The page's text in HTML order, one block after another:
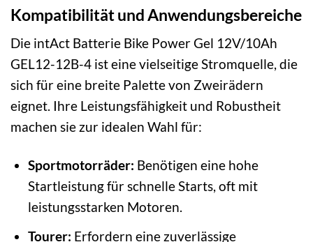
Kompatibilität und Anwendungsbereiche
Die intAct Batterie Bike Power Gel 12V/10Ah
GEL12-12B-4 ist eine vielseitige Stromquelle, die
sich für eine breite Palette von Zweirädern
eignet. Ihre Leistungsfähigkeit und Robustheit
machen sie zur idealen Wahl für:
Sportmotorräder: Benötigen eine hohe
Startleistung für schnelle Starts, oft mit
leistungsstarken Motoren.
Tourer: Erfordern eine zuverlässige